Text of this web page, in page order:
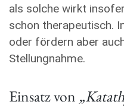
als solche wirkt
schon therapeutisch.
oder fördern aber
Stellungnahme.
Einsatz von